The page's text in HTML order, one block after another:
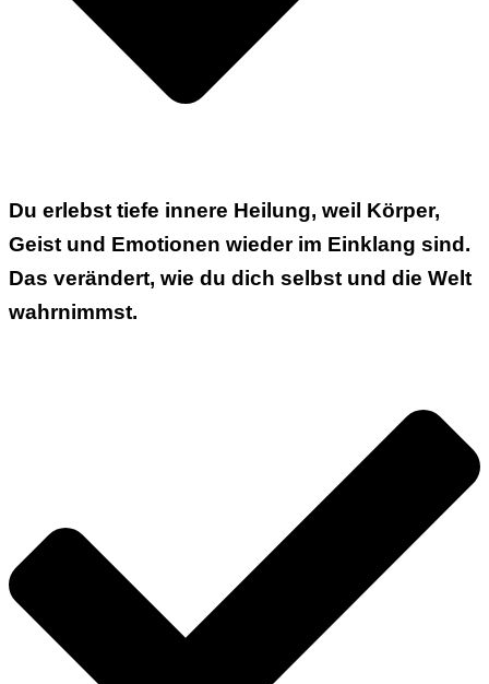
Du erlebst tiefe innere Heilung, weil Körper,
Geist und Emotionen wieder im Einklang sind.
Das verändert, wie du dich selbst und die Welt
wahrnimmst.